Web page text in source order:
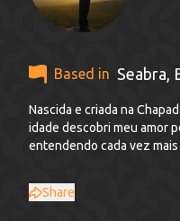
Based in Seabra,
Nascida e criada na
idade descobri meu amor
entendendo cada vez
mãe aos 22 anos me
me possibilita entender a
Share